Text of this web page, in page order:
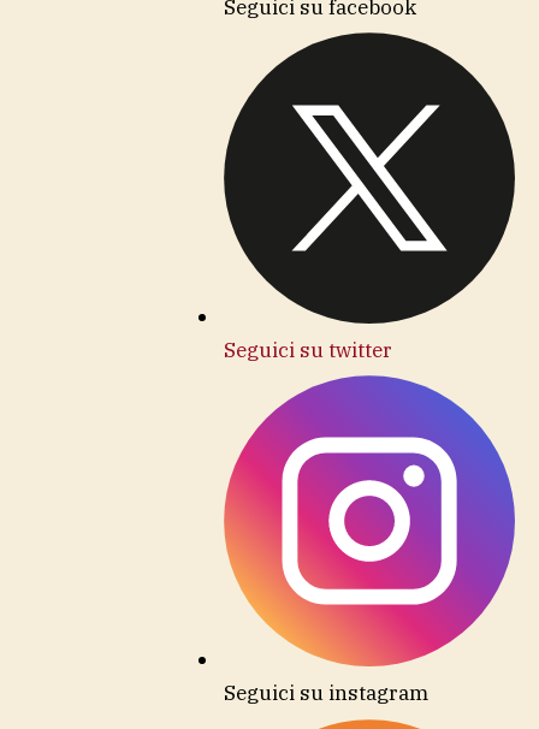
Seguici su facebook
Seguici su twitter
Seguici su instagram